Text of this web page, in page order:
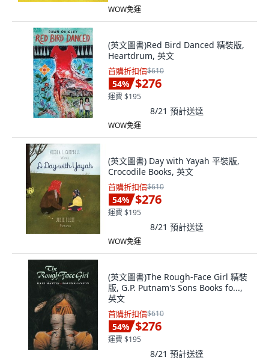
WOW免運
(英文圖書)Red Bird Danced 精裝版,
Heartdrum, 英文
首購折扣價$610
54% $276
運費 $195
8/21 預計送達
WOW免運
(英文圖書) Day with Yayah 平裝版,
Crocodile Books, 英文
首購折扣價$610
54% $276
運費 $195
8/21 預計送達
WOW免運
(英文圖書)The Rough-Face Girl 精裝
版, G.P. Putnam's Sons Books fo...,
英文
首購折扣價$610
54% $276
運費 $195
8/21 預計送達